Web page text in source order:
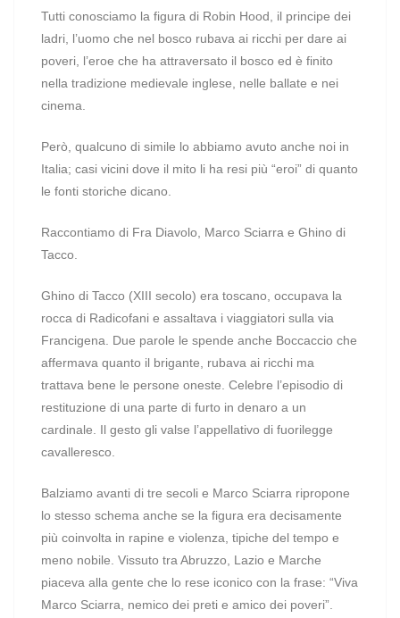
Tutti conosciamo la figura di Robin Hood, il principe dei
ladri, l’uomo che nel bosco rubava ai ricchi per dare ai
poveri, l’eroe che ha attraversato il bosco ed è finito
nella tradizione medievale inglese, nelle ballate e nei
cinema.
Però, qualcuno di simile lo abbiamo avuto anche noi in
Italia; casi vicini dove il mito li ha resi più “eroi” di quanto
le fonti storiche dicano.
Raccontiamo di Fra Diavolo, Marco Sciarra e Ghino di
Tacco.
Ghino di Tacco (XIII secolo) era toscano, occupava la
rocca di Radicofani e assaltava i viaggiatori sulla via
Francigena. Due parole le spende anche Boccaccio che
affermava quanto il brigante, rubava ai ricchi ma
trattava bene le persone oneste. Celebre l’episodio di
restituzione di una parte di furto in denaro a un
cardinale. Il gesto gli valse l’appellativo di fuorilegge
cavalleresco.
Balziamo avanti di tre secoli e Marco Sciarra ripropone
lo stesso schema anche se la figura era decisamente
più coinvolta in rapine e violenza, tipiche del tempo e
meno nobile. Vissuto tra Abruzzo, Lazio e Marche
piaceva alla gente che lo rese iconico con la frase: “Viva
Marco Sciarra, nemico dei preti e amico dei poveri”.